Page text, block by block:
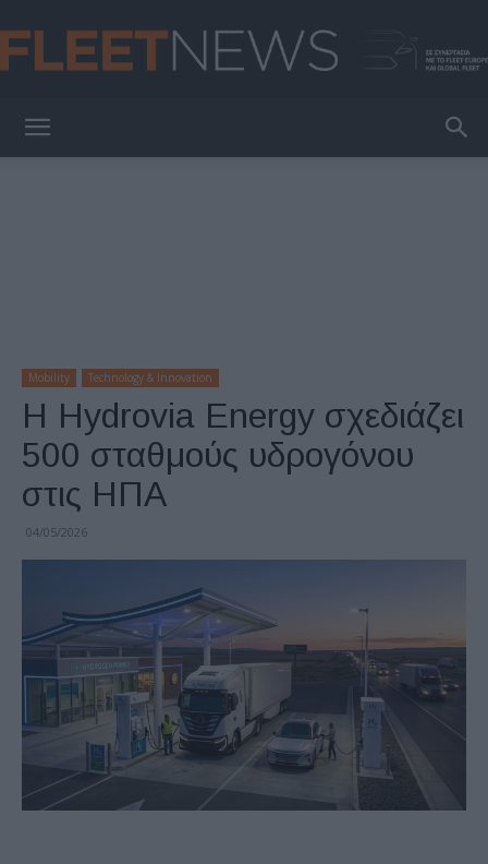
Mobility Technology & Innovation
Η Hydrovia Energy σχεδιάζει
500 σταθμούς υδρογόνου
στις ΗΠΑ
04/05/2026